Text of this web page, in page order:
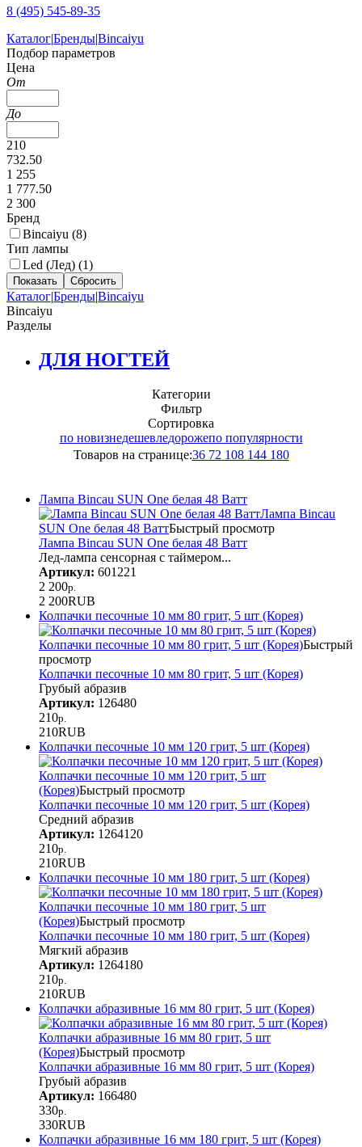
8 (495) 545-89-35
Каталог|Бренды|Bincaiyu
Подбор параметров
Цена
От
До
210
732.50
1 255
1 777.50
2 300
Бренд
Bincaiyu (8)
Тип лампы
Led (Лед) (1)
Каталог|Бренды|Bincaiyu
Bincaiyu
Разделы
ДЛЯ НОГТЕЙ
Категории
Фильтр
Сортировка
по новизнедешевледорожепо популярности
Товаров на странице:36 72 108 144 180
Лампа Bincau SUN Оne белая 48 Ватт
Лампа Bincau
SUN Оne белая 48 ВаттБыстрый просмотр
Лампа Bincau SUN Оne белая 48 Ватт
Лед-лампа сенсорная с таймером...
Артикул: 601221
2 200р.
2 200RUB
Колпачки песочные 10 мм 80 грит, 5 шт (Корея)
Колпачки песочные 10 мм 80 грит, 5 шт (Корея)Быстрый
просмотр
Колпачки песочные 10 мм 80 грит, 5 шт (Корея)
Грубый абразив
Артикул: 126480
210р.
210RUB
Колпачки песочные 10 мм 120 грит, 5 шт (Корея)
Колпачки песочные 10 мм 120 грит, 5 шт
(Корея)Быстрый просмотр
Колпачки песочные 10 мм 120 грит, 5 шт (Корея)
Средний абразив
Артикул: 1264120
210р.
210RUB
Колпачки песочные 10 мм 180 грит, 5 шт (Корея)
Колпачки песочные 10 мм 180 грит, 5 шт
(Корея)Быстрый просмотр
Колпачки песочные 10 мм 180 грит, 5 шт (Корея)
Мягкий абразив
Артикул: 1264180
210р.
210RUB
Колпачки абразивные 16 мм 80 грит, 5 шт (Корея)
Колпачки абразивные 16 мм 80 грит, 5 шт
(Корея)Быстрый просмотр
Колпачки абразивные 16 мм 80 грит, 5 шт (Корея)
Грубый абразив
Артикул: 166480
330р.
330RUB
Колпачки абразивные 16 мм 180 грит, 5 шт (Корея)